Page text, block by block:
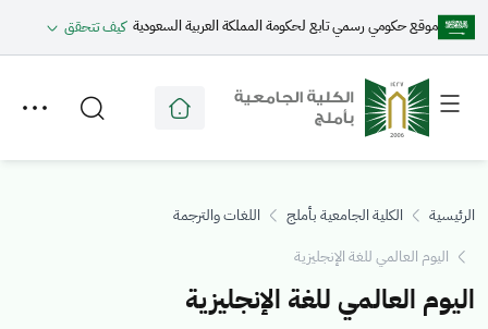
موقع حكومي رسمي تابع لحكومة المملكة العربية السعودية كيف تتحقق
Toggle
menu
Toggle
secondary
menu
الرئيسية الكلية الجامعية بأملج
اللغات والترجمة
اليوم العالمي للغة الإنجليزية
اليوم العالمي للغة الإنجليزية